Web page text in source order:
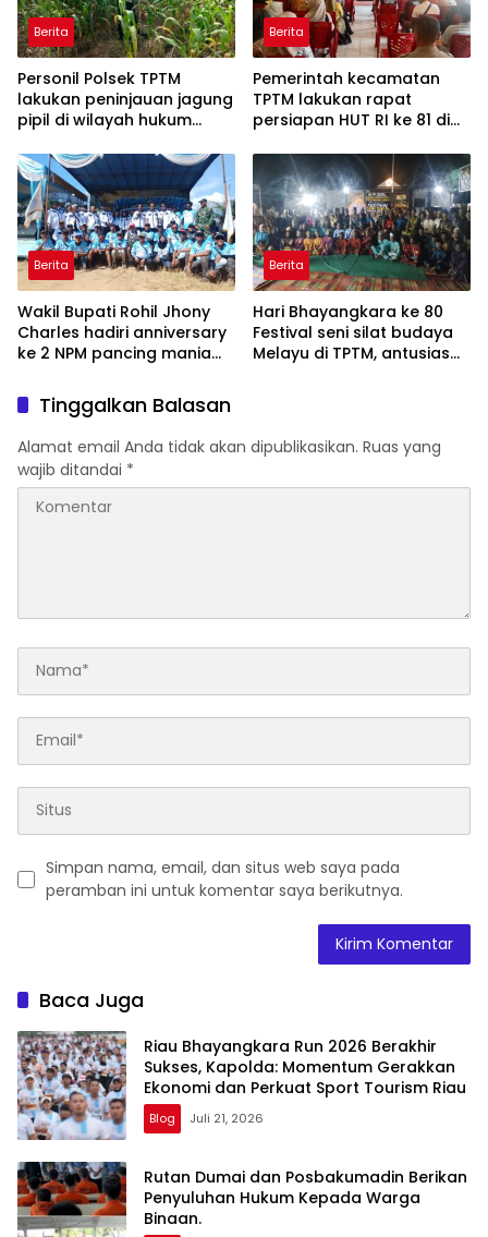
Berita
Personil Polsek TPTM
lakukan peninjauan jagung
pipil di wilayah hukum
Berita
Pemerintah kecamatan
TPTM lakukan rapat
persiapan HUT RI ke 81 di
Berita
Wakil Bupati Rohil Jhony
Charles hadiri anniversary
ke 2 NPM pancing mania
diikuti 1154 peserta dari
berbagai wilayah di pulau
sumatera
Berita
Hari Bhayangkara ke 80
Festival seni silat budaya
Melayu di TPTM, antusias
kabupaten Rohil
Tinggalkan Balasan
Alamat email Anda tidak akan dipublikasikan. Ruas yang
wajib ditandai *
Simpan nama, email, dan situs web saya pada
peramban ini untuk komentar saya berikutnya.
Baca Juga
Riau Bhayangkara Run 2026 Berakhir
Sukses, Kapolda: Momentum Gerakkan
Ekonomi dan Perkuat Sport Tourism Riau
Blog Juli 21, 2026
Rutan Dumai dan Posbakumadin Berikan
Penyuluhan Hukum Kepada Warga
Binaan.